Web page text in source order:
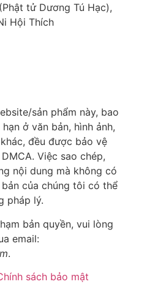
tử Dương Tú Hạc),
Hội Thích
sản phẩm này, bao
ở văn bản, hình ảnh,
đều được bảo vệ
Việc sao chép,
nội dung mà không có
của chúng tôi có thể
pháp lý.
bản quyền, vui lòng
email:
.
sách bảo mật